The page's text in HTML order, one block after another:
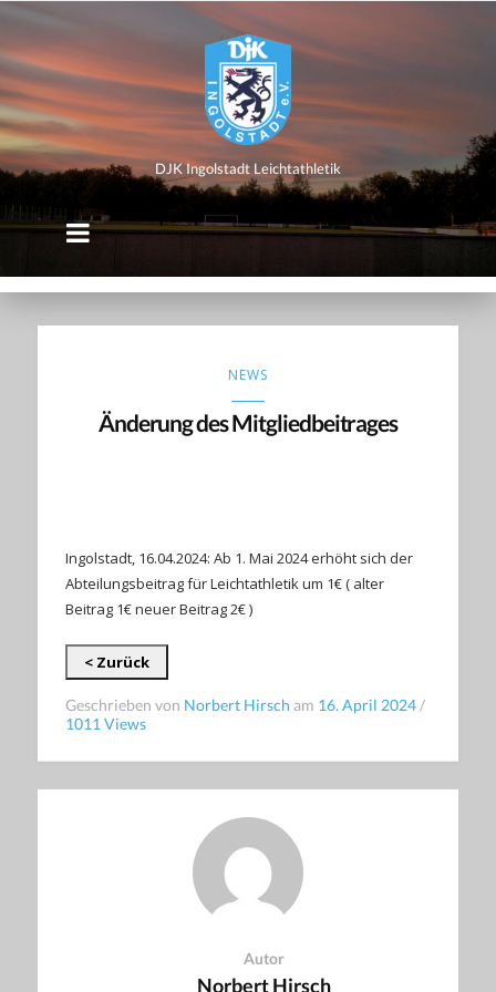
DJK
Ingolstadt
Leichtathletik
DJK Ingolstadt Leichtathletik
NEWS
Änderung des Mitgliedbeitrages
Ingolstadt, 16.04.2024: Ab 1. Mai 2024 erhöht sich der
Abteilungsbeitrag für Leichtathletik um 1€ ( alter
Beitrag 1€ neuer Beitrag 2€ )
< Zurück
Geschrieben von Norbert Hirsch am 16. April 2024 /
1011 Views
Autor
Norbert Hirsch